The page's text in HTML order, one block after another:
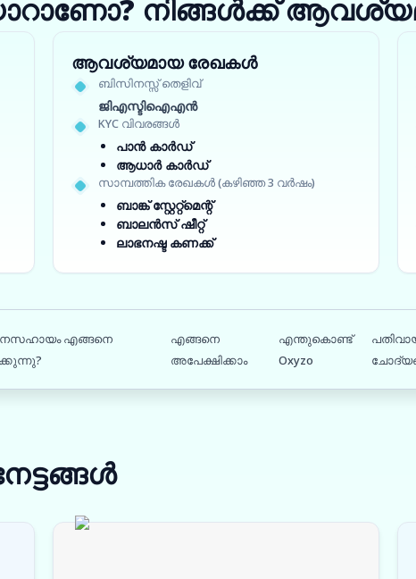
നിങ്ങൾക്ക്
ആവശ്യമായ രേഖകൾ
ബിസിനസ്സ് തെളിവ്
ജിഎസ്ടിഐഎൻ
KYC വിവരങ്ങൾ
പാൻ കാർഡ്
ആധാർ കാർഡ്
സാമ്പത്തിക രേഖകൾ (കഴിഞ്ഞ 3 വർഷം)
ബാങ്ക് സ്റ്റേറ്റ്‌മെന്റ്
ബാലൻസ് ഷീറ്റ്
ലാഭനഷ്ട കണക്ക്
എങ്ങനെ
എങ്ങനെ
അപേക്ഷിക്കാം
എന്തുകൊണ്ട്
Oxyzo